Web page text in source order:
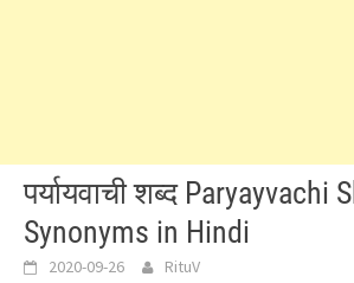
पर्यायवाची शब्द Paryayvachi
Synonyms in Hindi
2020-09-26 RituV